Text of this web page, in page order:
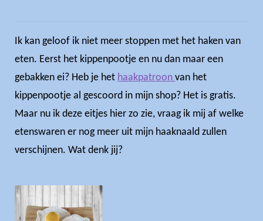
Ik kan geloof ik niet meer stoppen met het haken van
eten. Eerst het kippenpootje en nu dan maar een
gebakken ei? Heb je het haakpatroonvan het
kippenpootje al gescoord in mijn shop? Het is gratis.
Maar nu ik deze eitjes hier zo zie, vraag ik mij af welke
etenswaren er nog meer uit mijn haaknaald zullen
verschijnen. Wat denk jij?